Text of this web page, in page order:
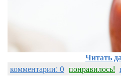
Читать
комментарии: 0 понравилось!